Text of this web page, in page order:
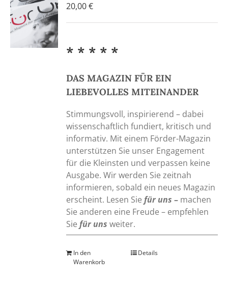
20,00€
* * * * *
DAS MAGAZIN FÜR EIN
LIEBEVOLLES MITEINANDER
Stimmungsvoll, inspirierend – dabei
wissenschaftlich fundiert, kritisch und
informativ. Mit einem Förder-Magazin
unterstützen Sie unser Engagement
für die Kleinsten und verpassen keine
Ausgabe. Wir werden Sie zeitnah
informieren, sobald ein neues Magazin
erscheint. Lesen Siefür uns– machen
Sie anderen eine Freude – empfehlen
Siefür uns weiter.
In den
Warenkorb
Details